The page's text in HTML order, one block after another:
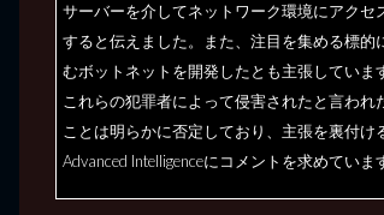
サーバーを介してネットワーク環境にアクセ
すると伝えました。また、注目を集める標
むボットネットを開発したとも主張していま
これらの犯罪者によって侵害されたと言わ
ことは明らかに否定しており、主張を裏付け
Advanced Intelligenceにコメントを求めていま